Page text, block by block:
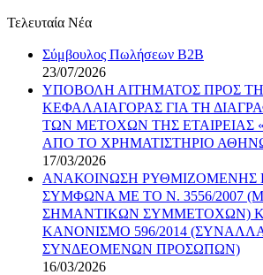
Τελευταία Νέα
Σύμβουλος Πωλήσεων B2B
23/07/2026
ΥΠΟΒΟΛΗ ΑΙΤΗΜΑΤΟΣ ΠΡΟΣ
ΚΕΦΑΛΑΙΑΓΟΡΑΣ ΓΙΑ ΤΗ
ΤΩΝ ΜΕΤΟΧΩΝ ΤΗΣ ΕΤΑΙΡΕΙΑΣ
ΑΠΟ ΤΟ ΧΡΗΜΑΤΙΣΤΗΡΙΟ
17/03/2026
ΑΝΑΚΟΙΝΩΣΗ ΡΥΘΜΙΖΟΜΕΝΗΣ
ΣΥΜΦΩΝΑ ΜΕ ΤΟ Ν. 3556/2007
ΣΗΜΑΝΤΙΚΩΝ ΣΥΜΜΕΤΟΧΩΝ)
ΚΑΝΟΝΙΣΜΟ 596/2014
ΣΥΝΔΕΟΜΕΝΩΝ ΠΡΟΣΩΠΩΝ)
16/03/2026